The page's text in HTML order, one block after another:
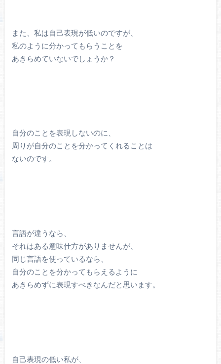
また、私は自己表現が低いのですが、
私のように分かってもらうことを
あきらめていないでしょうか？
自分のことを表現しないのに、
周りが自分のことを分かってくれることは
ないのです。
言語が違うなら、
それはある意味仕方がありませんが、
同じ言語を使っているなら、
自分のことを分かってもらえるように
あきらめずに表現すべきなんだと思います。
自己表現の低い私が、